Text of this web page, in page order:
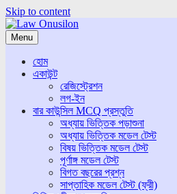
Skip to content
Menu
হোম
একাউন্ট
রেজিস্ট্রেশন
লগ-ইন
বার কাউন্সিল MCQ প্রস্তুতি
অধ্যায় ভিত্তিক পড়াশুনা
অধ্যায় ভিত্তিক মডেল টেস্ট
বিষয় ভিত্তিক মডেল টেস্ট
পূর্ণাঙ্গ মডেল টেস্ট
বিগত বছরের প্রশ্ন
সাপ্তাহিক মডেল টেস্ট (ফ্রী)